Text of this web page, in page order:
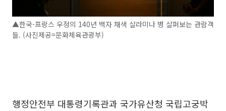
▲한국-프랑스 우정의 140년 백자 채색 살라미나 병 살펴보는 관람객
들. (사진제공=문화체육관광부)
행정안전부 대통령기록관과 국가유산청 국립고궁박